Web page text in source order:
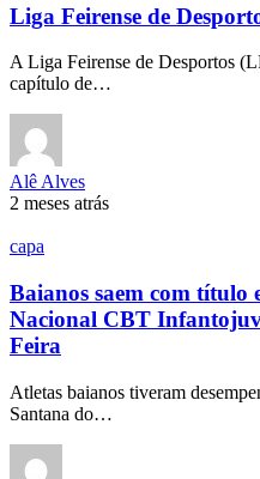
Liga Feirense de
A Liga Feirense de Desportos
capítulo de…
Alê Alves
2 meses atrás
capa
Baianos saem com título
Nacional CBT
Feira
Atletas baianos tiveram
Santana do…